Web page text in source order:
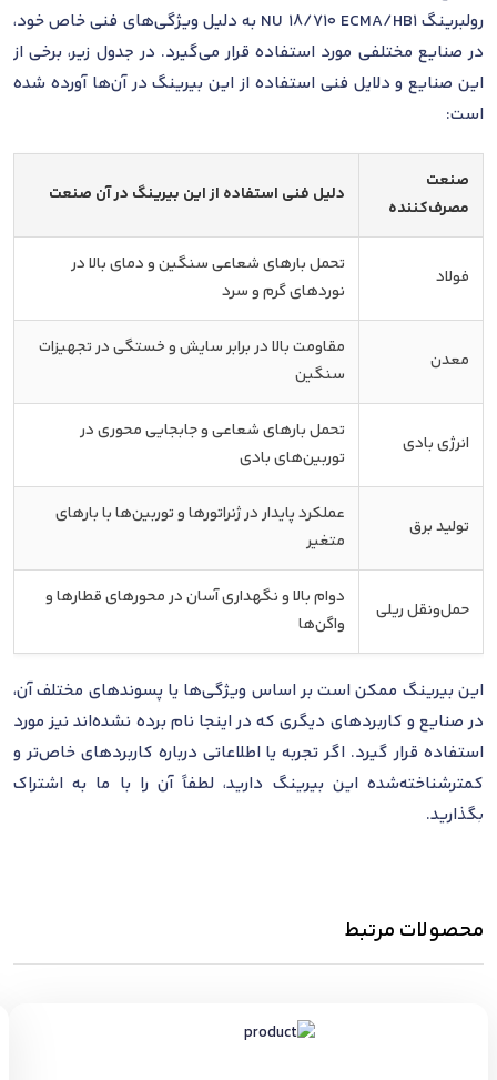
رولبرینگ NU 18/710 ECMA/HB1 به دلیل ویژگی‌های فنی خاص خود،
در صنایع مختلفی مورد استفاده قرار می‌گیرد. در جدول زیر، برخی از
این صنایع و دلایل فنی استفاده از این بیرینگ در آن‌ها آورده شده
است:
صنعت
مصرف‌کننده
دلیل فنی استفاده از این بیرینگ در آن صنعت
فولاد
تحمل بارهای شعاعی سنگین و دمای بالا در
نوردهای گرم و سرد
معدن
مقاومت بالا در برابر سایش و خستگی در تجهیزات
سنگین
انرژی بادی
تحمل بارهای شعاعی و جابجایی محوری در
توربین‌های بادی
تولید برق
عملکرد پایدار در ژنراتورها و توربین‌ها با بارهای
متغیر
حمل‌ونقل ریلی
دوام بالا و نگهداری آسان در محورهای قطارها و
واگن‌ها
این بیرینگ ممکن است بر اساس ویژگی‌ها یا پسوندهای مختلف آن،
در صنایع و کاربردهای دیگری که در اینجا نام برده نشده‌اند نیز مورد
استفاده قرار گیرد. اگر تجربه یا اطلاعاتی درباره کاربردهای خاص‌تر و
کمترشناخته‌شده این بیرینگ دارید، لطفاً آن را با ما به اشتراک
بگذارید.
محصولات مرتبط